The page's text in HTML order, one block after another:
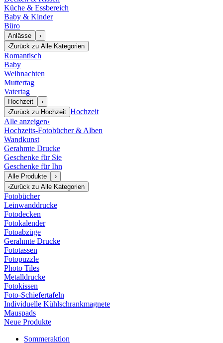
Küche & Essbereich
Baby & Kinder
Büro
Anlässe
›
‹Zurück zu Alle Kategorien
Romantisch
Baby
Weihnachten
Muttertag
Vatertag
Hochzeit
›
‹Zurück zu Hochzeit Hochzeit
Alle anzeigen›
Hochzeits-Fotobücher & Alben
Wandkunst
Gerahmte Drucke
Geschenke für Sie
Geschenke für Ihn
Alle Produkte
›
‹Zurück zu Alle Kategorien
Fotobücher
Leinwanddrucke
Fotodecken
Fotokalender
Fotoabzüge
Gerahmte Drucke
Fototassen
Fotopuzzle
Photo Tiles
Metalldrucke
Fotokissen
Foto-Schiefertafeln
Individuelle Kühlschrankmagnete
Mauspads
Neue Produkte
Sommeraktion